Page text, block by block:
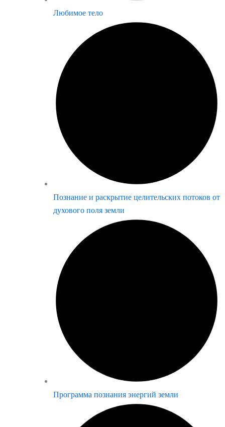
Любимое тело
Познание и раскрытие целительских потоков от
духового поля земли
Программа познания энергий земли